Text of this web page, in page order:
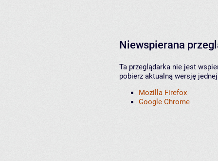
Niewspierana
Ta przeglądarka nie jest
pobierz aktualną wersję
Mozilla Firefox
Google Chrome